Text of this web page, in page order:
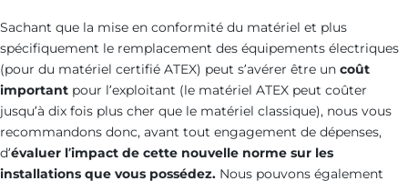
Sachant que la mise en conformité du matériel et plus
spécifiquement le remplacement des équipements électriques
(pour du matériel certifié ATEX) peut s’avérer être un coût
important pour l’exploitant (le matériel ATEX peut coûter
jusqu’à dix fois plus cher que le matériel classique), nous vous
recommandons donc, avant tout engagement de dépenses,
d’évaluer l’impact de cette nouvelle norme sur les
installations que vous possédez. Nous pouvons également